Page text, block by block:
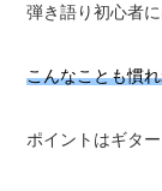
弾き語り初心者
こんなことも慣
ポイントはギタ